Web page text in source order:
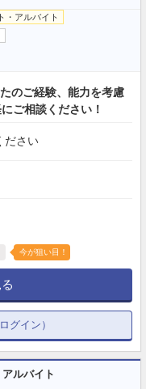
・アルバイト
のご経験、能力を考慮
ご相談ください！
ださい
今が狙い目！
グイン）
ルバイト